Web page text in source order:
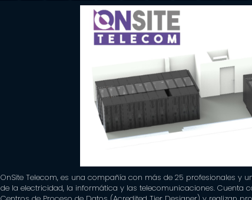
OnSite Telecom, es una compañía con más de 25 profesionales y
de la electricidad, la informática y las telecomunicaciones.